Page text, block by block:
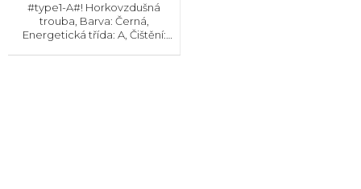
#type1-A#! Horkovzdušná
trouba, Barva: Černá,
Energetická třída: A, Čištění: